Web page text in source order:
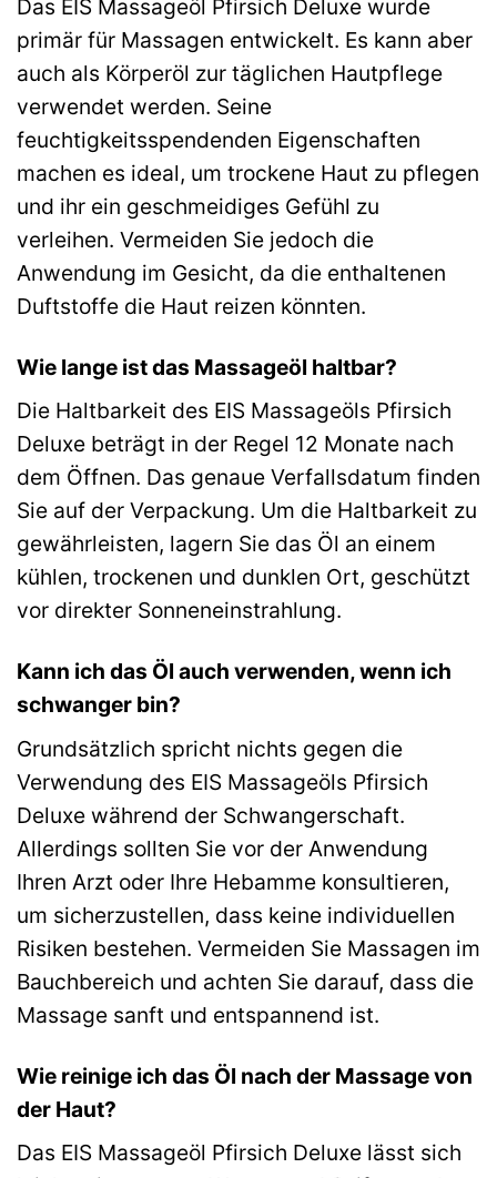
Das EIS Massageöl Pfirsich Deluxe wurde
primär für Massagen entwickelt. Es kann aber
auch als Körperöl zur täglichen Hautpflege
verwendet werden. Seine
feuchtigkeitsspendenden Eigenschaften
machen es ideal, um trockene Haut zu pflegen
und ihr ein geschmeidiges Gefühl zu
verleihen. Vermeiden Sie jedoch die
Anwendung im Gesicht, da die enthaltenen
Duftstoffe die Haut reizen könnten.
Wie lange ist das Massageöl haltbar?
Die Haltbarkeit des EIS Massageöls Pfirsich
Deluxe beträgt in der Regel 12 Monate nach
dem Öffnen. Das genaue Verfallsdatum finden
Sie auf der Verpackung. Um die Haltbarkeit zu
gewährleisten, lagern Sie das Öl an einem
kühlen, trockenen und dunklen Ort, geschützt
vor direkter Sonneneinstrahlung.
Kann ich das Öl auch verwenden, wenn ich
schwanger bin?
Grundsätzlich spricht nichts gegen die
Verwendung des EIS Massageöls Pfirsich
Deluxe während der Schwangerschaft.
Allerdings sollten Sie vor der Anwendung
Ihren Arzt oder Ihre Hebamme konsultieren,
um sicherzustellen, dass keine individuellen
Risiken bestehen. Vermeiden Sie Massagen im
Bauchbereich und achten Sie darauf, dass die
Massage sanft und entspannend ist.
Wie reinige ich das Öl nach der Massage von
der Haut?
Das EIS Massageöl Pfirsich Deluxe lässt sich